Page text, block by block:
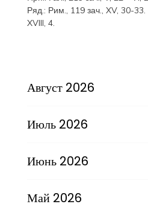
Ряд.: Рим., 119 зач., XV, 30-33.
XVIII, 4.
Август 2026
Июль 2026
Июнь 2026
Май 2026